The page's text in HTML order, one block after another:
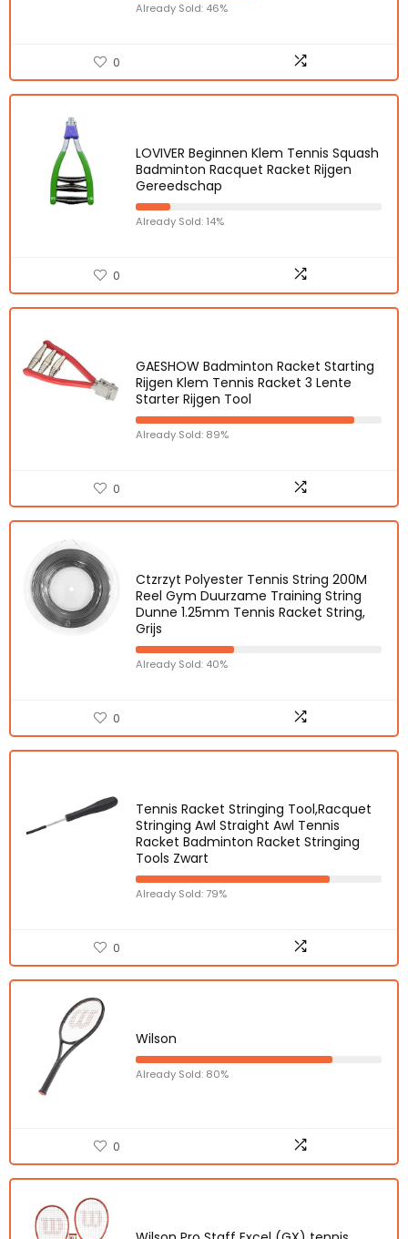
Already Sold: 46%
0
LOVIVER Beginnen Klem Tennis Squash
Badminton Racquet Racket Rijgen
Gereedschap
Already Sold: 14%
0
GAESHOW Badminton Racket Starting
Rijgen Klem Tennis Racket 3 Lente
Starter Rijgen Tool
Already Sold: 89%
0
Ctzrzyt Polyester Tennis String 200M
Reel Gym Duurzame Training String
Dunne 1.25mm Tennis Racket String,
Grijs
Already Sold: 40%
0
Tennis Racket Stringing Tool,Racquet
Stringing Awl Straight Awl Tennis
Racket Badminton Racket Stringing
Tools Zwart
Already Sold: 79%
0
Wilson
Already Sold: 80%
0